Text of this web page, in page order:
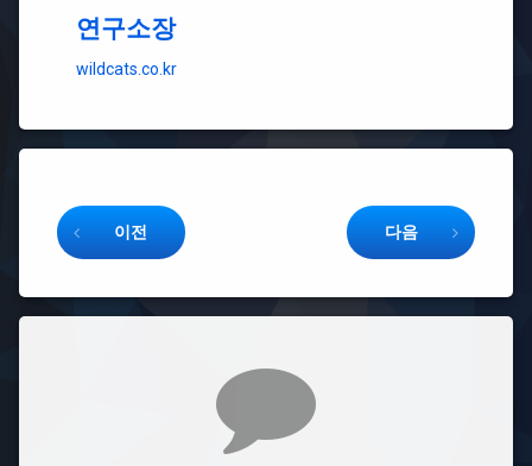
연구소장
wildcats.co.kr
이전 다음